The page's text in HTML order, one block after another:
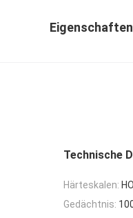
Eigenschaften
Technische
Härteskalen:
Gedächtnis: